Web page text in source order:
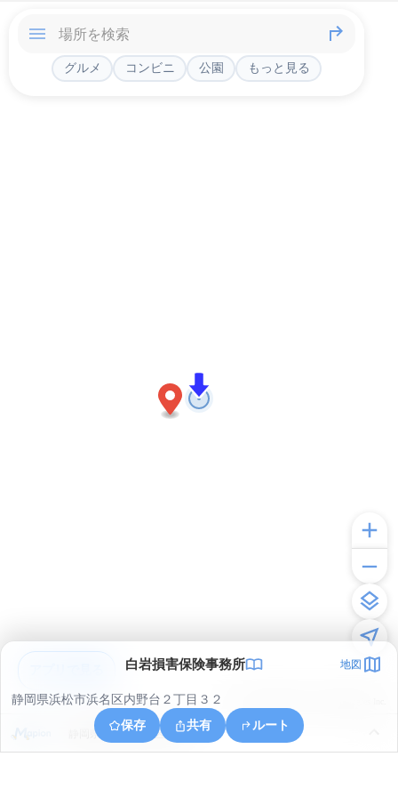
グルメ コンビニ 公園 もっと見る
白岩損害保険事務所 地図
静岡県浜松市浜名区内野台２丁目３２
保存
共有 ルート
静岡県浜松市浜名区内野